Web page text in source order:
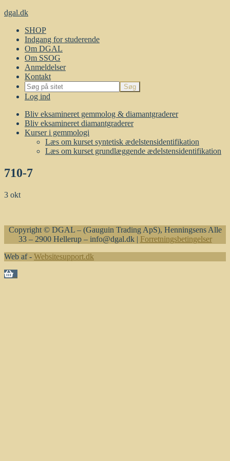
dgal.dk
SHOP
Indgang for studerende
Om DGAL
Om SSOG
Anmeldelser
Kontakt
Log ind
Bliv eksamineret gemmolog & diamantgraderer
Bliv eksamineret diamantgraderer
Kurser i gemmologi
Læs om kurset syntetisk ædelstensidentifikation
Læs om kurset grundlæggende ædelstensidentifikation
710-7
3 okt
Copyright © DGAL – (Gauguin Trading ApS), Henningsens Alle
33 – 2900 Hellerup – info@dgal.dk | Forretningsbetingelser
Web af - Websitesupport.dk